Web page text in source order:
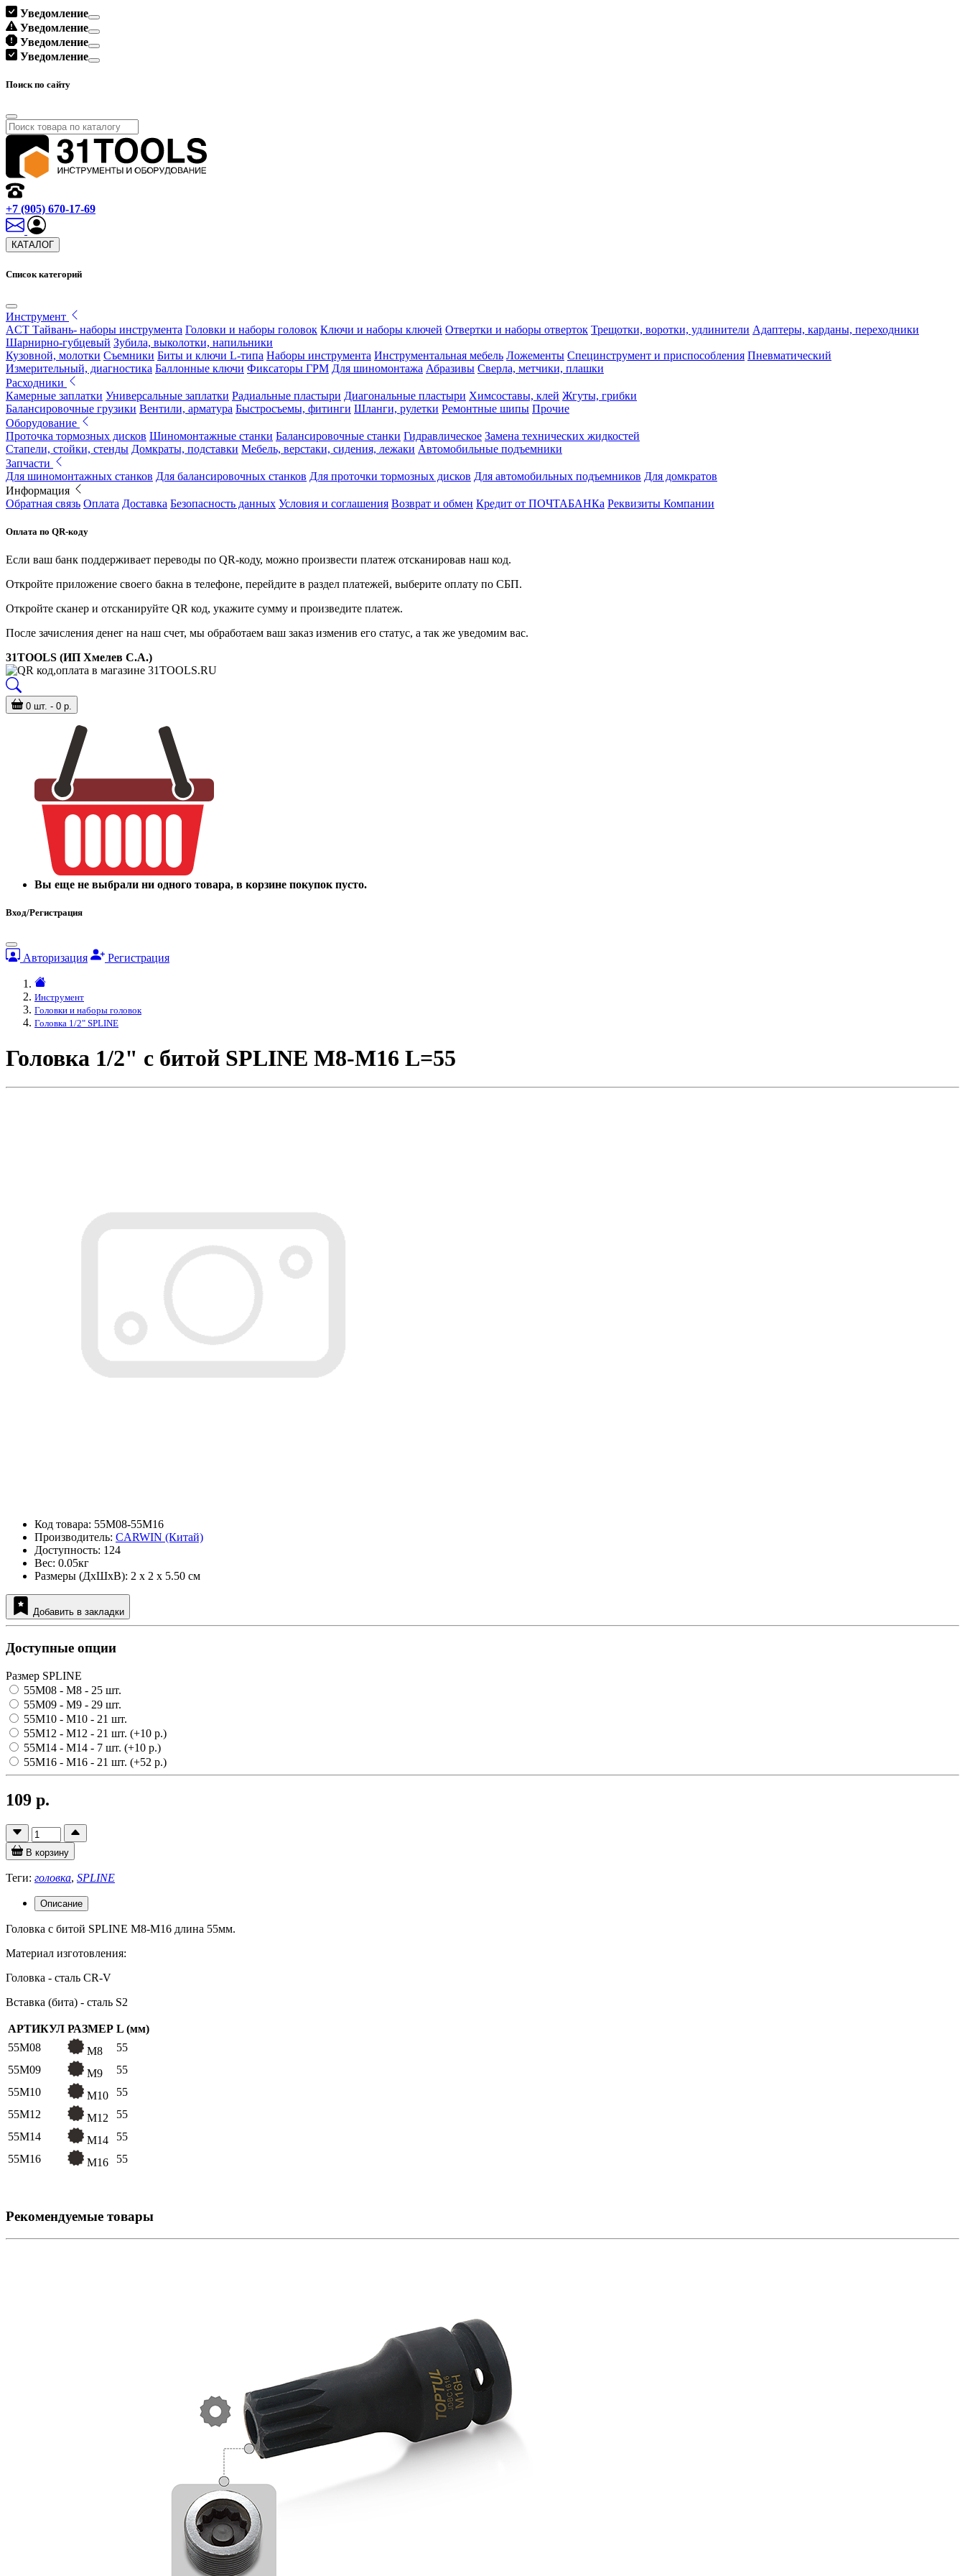
Уведомление
Уведомление
Уведомление
Уведомление
Поиск по сайту
+7 (905) 670-17-69
КАТАЛОГ
Список категорий
Инструмент
ACT Тайвань- наборы инструмента Головки и наборы головок Ключи и наборы ключей Отвертки и наборы отверток Трещотки, воротки, удлинители Адаптеры, карданы, переходники
Шарнирно-губцевый Зубила, выколотки, напильники
Кузовной, молотки Съемники Биты и ключи L-типа Наборы инструмента Инструментальная мебель Ложементы Специнструмент и приспособления Пневматический
Измерительный, диагностика Баллонные ключи Фиксаторы ГРМ Для шиномонтажа Абразивы Сверла, метчики, плашки
Расходники
Камерные заплатки Универсальные заплатки Радиальные пластыри Диагональные пластыри Химсоставы, клей Жгуты, грибки
Балансировочные грузики Вентили, арматура Быстросъемы, фитинги Шланги, рулетки Ремонтные шипы Прочие
Оборудование
Проточка тормозных дисков Шиномонтажные станки Балансировочные станки Гидравлическое Замена технических жидкостей
Стапели, стойки, стенды Домкраты, подставки Мебель, верстаки, сидения, лежаки Автомобильные подъемники
Запчасти
Для шиномонтажных станков Для балансировочных станков Для проточки тормозных дисков Для автомобильных подъемников Для домкратов
Информация
Обратная связь Оплата Доставка Безопасность данных Условия и соглашения Возврат и обмен Кредит от ПОЧТАБАНКа Реквизиты Компании
Оплата по QR-коду
Если ваш банк поддерживает переводы по QR-коду, можно произвести платеж отсканировав наш код.
Откройте приложение своего бакна в телефоне, перейдите в раздел платежей, выберите оплату по СБП.
Откройте сканер и отсканируйте QR код, укажите сумму и произведите платеж.
После зачисления денег на наш счет, мы обработаем ваш заказ изменив его статус, а так же уведомим вас.
31TOOLS (ИП Хмелев С.А.)
0 шт. - 0 р.
Вы еще не выбрали ни одного товара, в корзине покупок пусто.
Вход/Регистрация
Авторизация Регистрация
Инструмент
Головки и наборы головок
Головка 1/2" SPLINE
Головка 1/2" с битой SPLINE M8-M16 L=55
Код товара: 55M08-55M16
Производитель: CARWIN (Китай)
Доступность: 124
Вес: 0.05кг
Размеры (ДxШxВ): 2 x 2 x 5.50 см
Добавить в закладки
Доступные опции
Размер SPLINE
55M08 - M8 - 25 шт.
55M09 - M9 - 29 шт.
55M10 - M10 - 21 шт.
55M12 - M12 - 21 шт. (+10 р.)
55M14 - M14 - 7 шт. (+10 р.)
55M16 - M16 - 21 шт. (+52 р.)
109 р.
В корзину
Теги: головка, SPLINE
Описание
Головка с битой SPLINE M8-M16 длина 55мм.
Материал изготовления:
Головка - сталь CR-V
Вставка (бита) - сталь S2
АРТИКУЛ РАЗМЕР L (мм)
55M08
M8
55
55M09
M9
55
55M10
M10
55
55M12
M12
55
55M14
M14
55
55M16
M16 55
Рекомендуемые товары